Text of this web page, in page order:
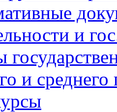
и
и среднего